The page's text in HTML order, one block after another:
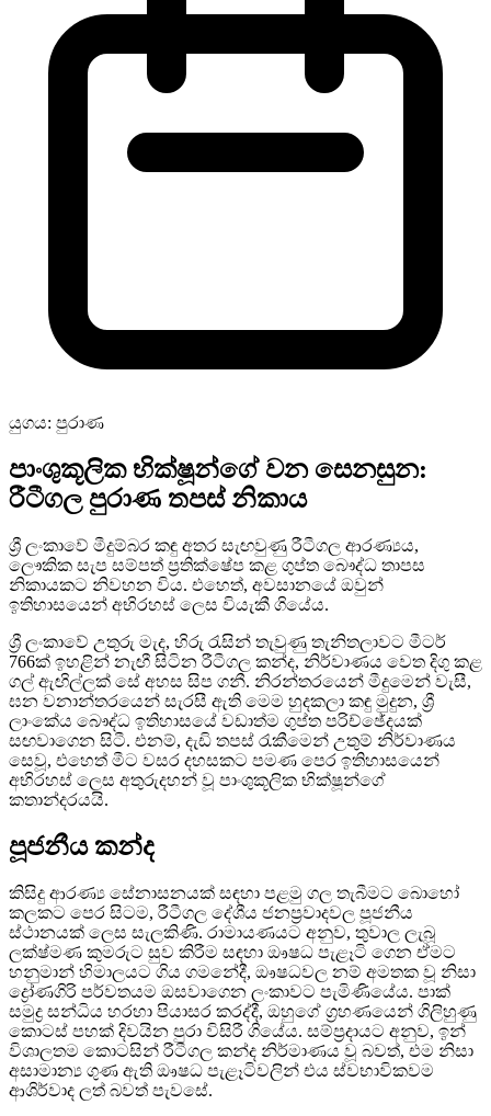
යුගය: පුරාණ
පාංශුකූලික භික්ෂූන්ගේ වන සෙනසුන:
රීටීගල පුරාණ තපස් නිකාය
ශ්‍රී ලංකාවේ මීදුම්බර කඳු අතර සැඟවුණු රීටීගල ආරණ්‍යය,
ලෞකික සැප සම්පත් ප්‍රතික්ෂේප කළ ගුප්ත බෞද්ධ තාපස
නිකායකට නිවහන විය. එහෙත්, අවසානයේ ඔවුන්
ඉතිහාසයෙන් අභිරහස් ලෙස වියැකී ගියේය.
ශ්‍රී ලංකාවේ උතුරු මැද, හිරු රැසින් තැවුණු තැනිතලාවට මීටර්
766ක් ඉහළින් නැඟී සිටින රීටීගල කන්ද, නිර්වාණය වෙත දිගු කළ
ගල් ඇඟිල්ලක් සේ අහස සිප ගනී. නිරන්තරයෙන් මීදුමෙන් වැසී,
ඝන වනාන්තරයෙන් සැරසී ඇති මෙම හුදකලා කඳු මුදුන, ශ්‍රී
ලාංකේය බෞද්ධ ඉතිහාසයේ වඩාත්ම ගුප්ත පරිච්ඡේදයක්
සඟවාගෙන සිටී. එනම්, දැඩි තපස් රැකීමෙන් උතුම් නිර්වාණය
සෙවූ, එහෙත් මීට වසර දහසකට පමණ පෙර ඉතිහාසයෙන්
අභිරහස් ලෙස අතුරුදහන් වූ පාංශුකූලික භික්ෂූන්ගේ
කතාන්දරයයි.
පූජනීය කන්ද
කිසිදු ආරණ්‍ය සේනාසනයක් සඳහා පළමු ගල තැබීමට බොහෝ
කලකට පෙර සිටම, රීටීගල දේශීය ජනප්‍රවාදවල පූජනීය
ස්ථානයක් ලෙස සැලකිණි. රාමායණයට අනුව, තුවාල ලැබූ
ලක්ෂ්මණ කුමරුට සුව කිරීම සඳහා ඖෂධ පැළෑටි ගෙන ඒමට
හනුමාන් හිමාලයට ගිය ගමනේදී, ඖෂධවල නම් අමතක වූ නිසා
ද්‍රෝණගිරි පර්වතයම ඔසවාගෙන ලංකාවට පැමිණියේය. පාක්
සමුද්‍ර සන්ධිය හරහා පියාසර කරද්දී, ඔහුගේ ග්‍රහණයෙන් ගිලිහුණු
කොටස් පහක් දිවයින පුරා විසිරී ගියේය. සම්ප්‍රදායට අනුව, ඉන්
විශාලතම කොටසින් රීටීගල කන්ද නිර්මාණය වූ බවත්, එම නිසා
අසාමාන්‍ය ගුණ ඇති ඖෂධ පැළෑටිවලින් එය ස්වභාවිකවම
ආශිර්වාද ලත් බවත් පැවසේ.